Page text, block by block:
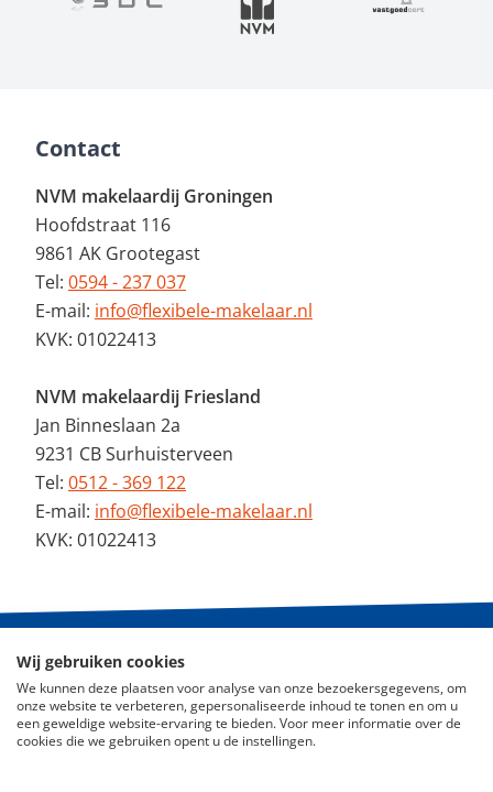
Contact
NVM makelaardij Groningen
Hoofdstraat 116
9861 AK Grootegast
Tel: 0594 - 237 037
E-mail: info@flexibele-makelaar.nl
KVK: 01022413
NVM makelaardij Friesland
Jan Binneslaan 2a
9231 CB Surhuisterveen
Tel: 0512 - 369 122
E-mail: info@flexibele-makelaar.nl
KVK: 01022413
© 2026 - De Flexibele Makelaar NVM
Nieuws
ABC Woningmarkt
Wij gebruiken cookies
We kunnen deze plaatsen voor analyse van onze bezoekersgegevens, om
onze website te verbeteren, gepersonaliseerde inhoud te tonen en om u
een geweldige website-ervaring te bieden. Voor meer informatie over de
cookies die we gebruiken opent u de instellingen.